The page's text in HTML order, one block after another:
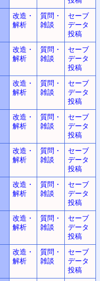
改造・
解析
質問・
雑談
セーブ
データ
投稿
改造・
解析
質問・
雑談
セーブ
データ
投稿
改造・
解析
質問・
雑談
セーブ
データ
投稿
改造・
解析
質問・
雑談
セーブ
データ
投稿
改造・
解析
質問・
雑談
セーブ
データ
投稿
改造・
解析
質問・
雑談
セーブ
データ
投稿
改造・
解析
質問・
雑談
セーブ
データ
投稿
改造・
解析
質問・
雑談
セーブ
データ
投稿